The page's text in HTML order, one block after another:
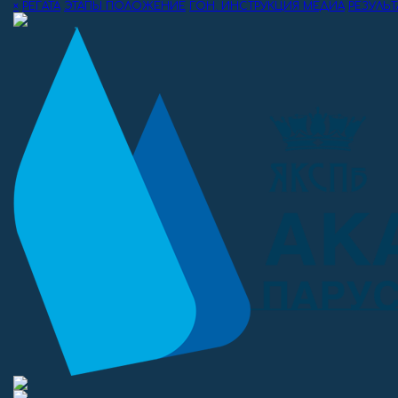
× РЕГАТА ЭТАПЫ ПОЛОЖЕНИЕ ГОН. ИНСТРУКЦИЯ МЕДИА